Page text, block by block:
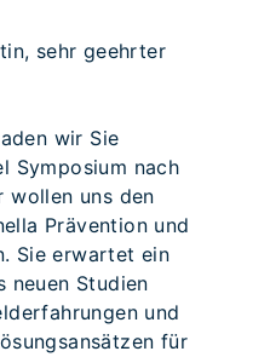
sehr geehrter
wir Sie
Symposium nach
wollen uns den
Prävention und
Sie erwartet ein
neuen Studien
und
für